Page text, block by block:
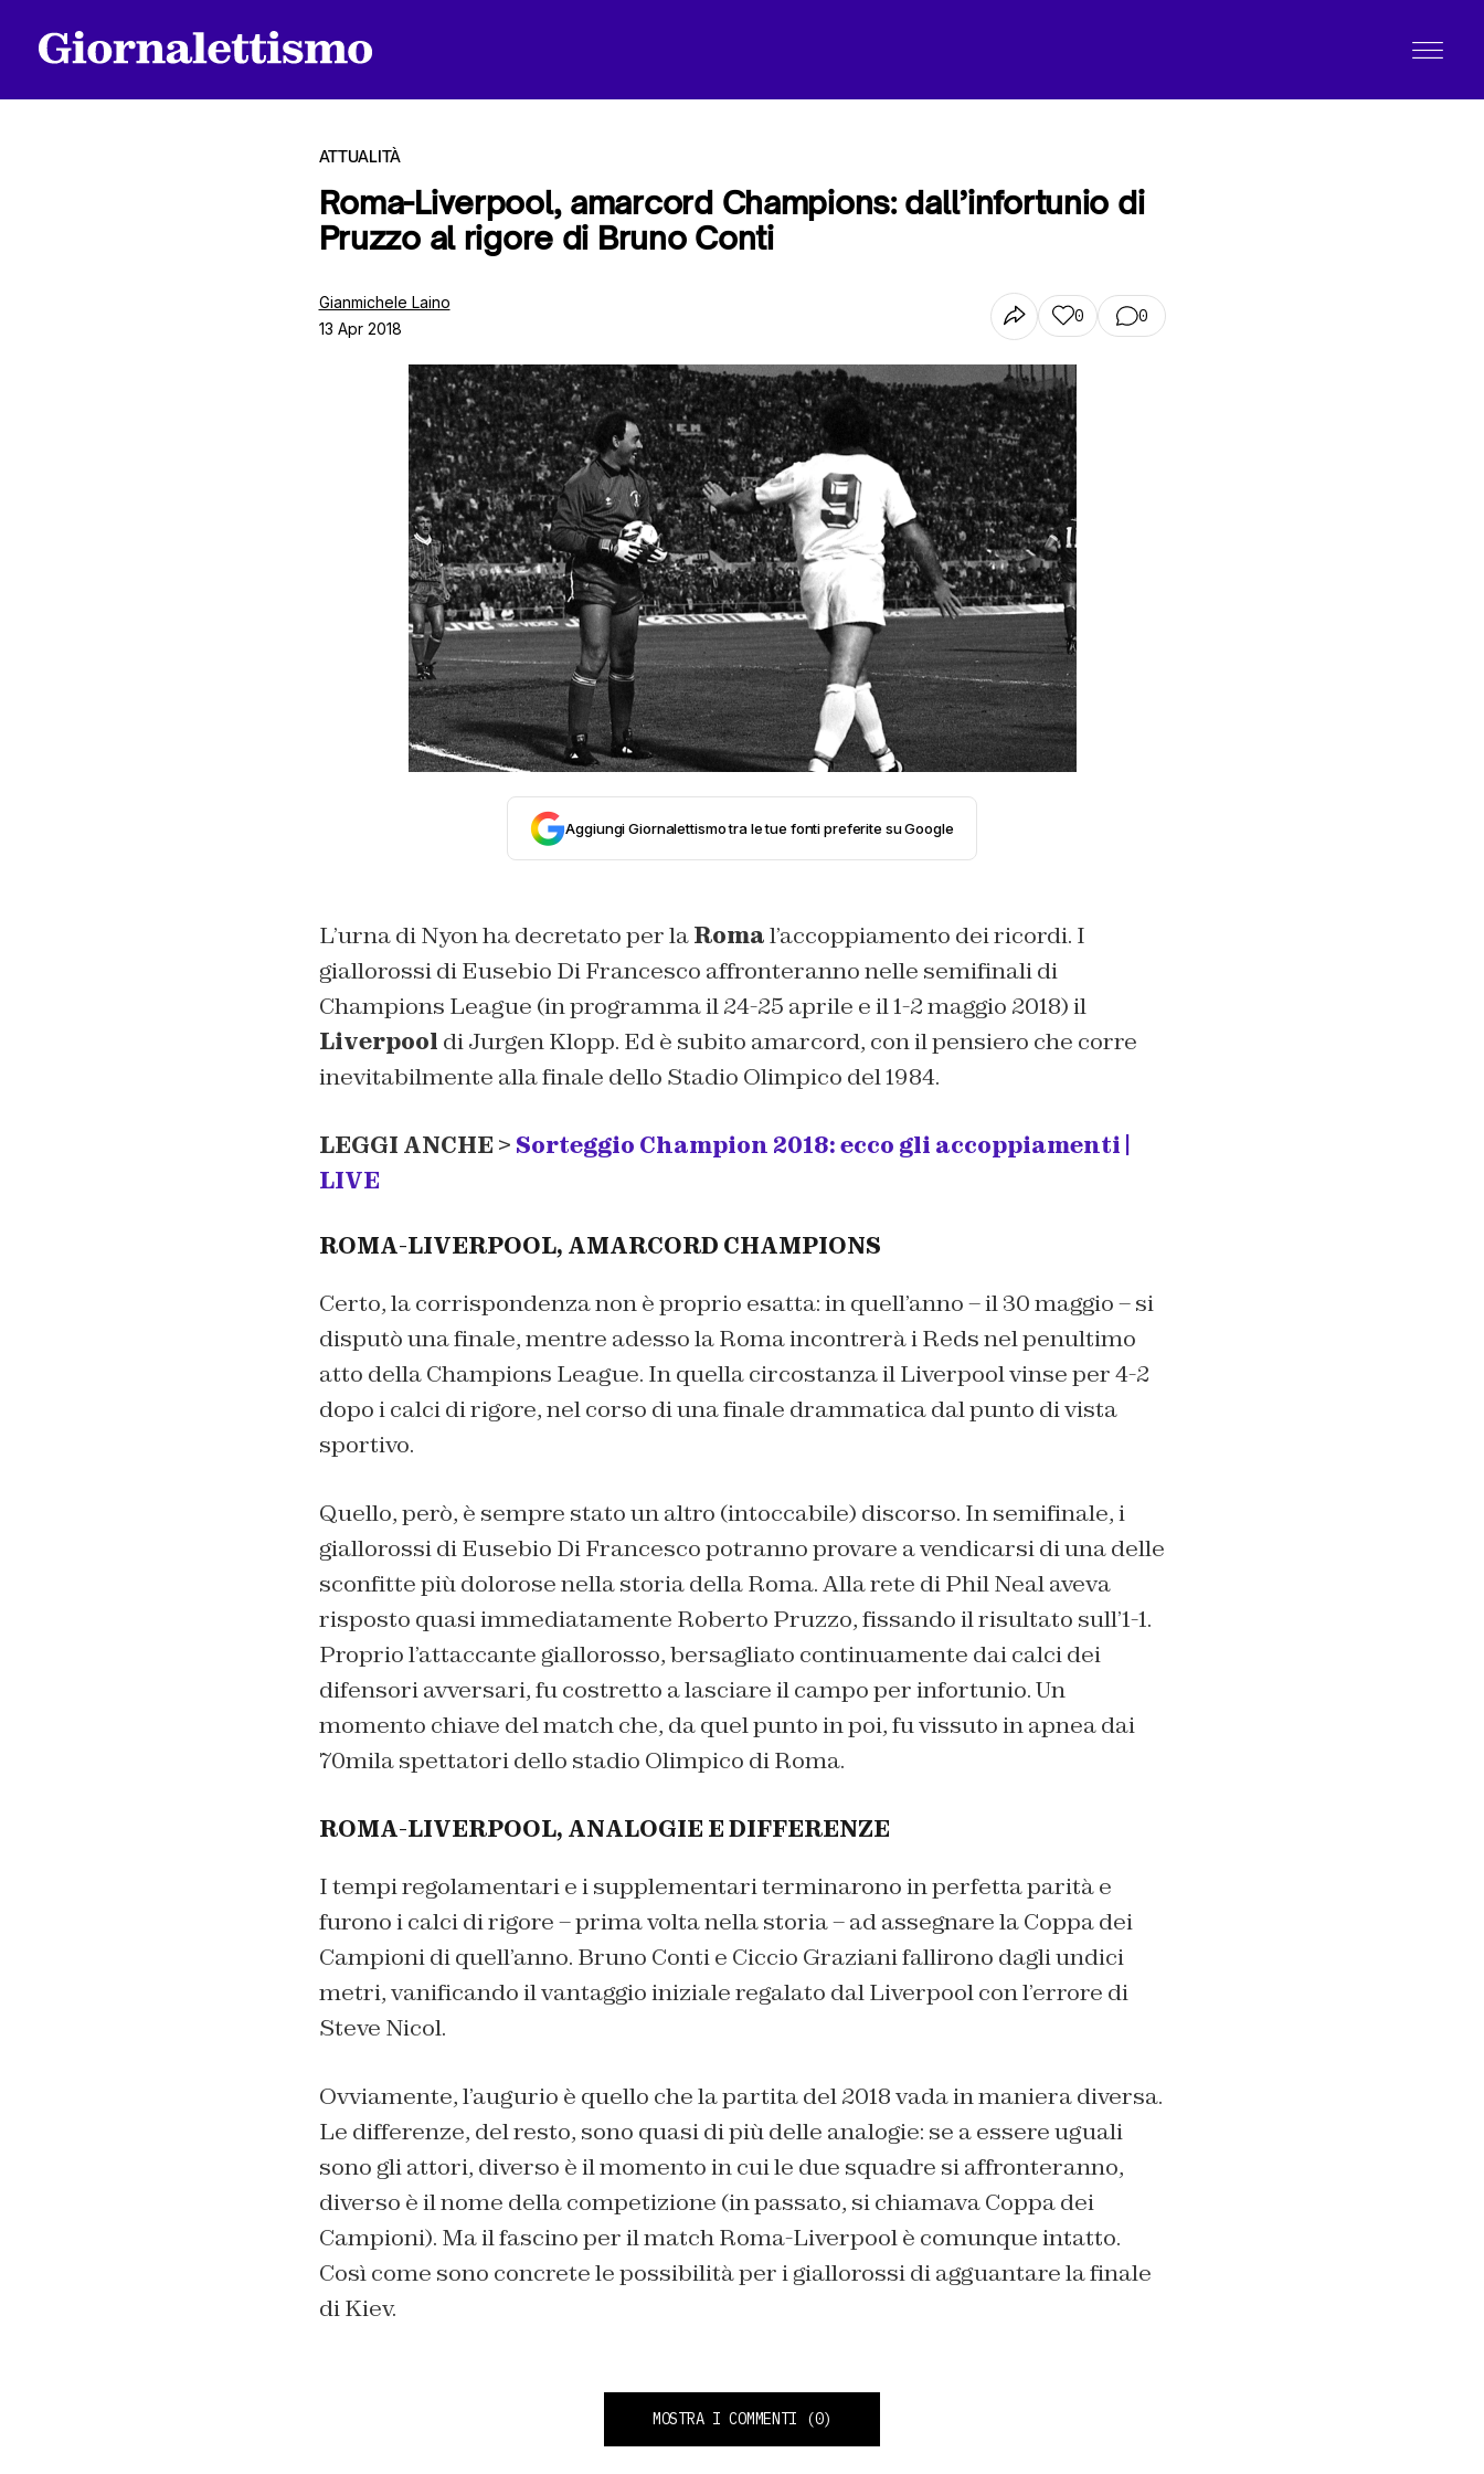
ATTUALITÀ
Roma-Liverpool, amarcord Champions: dall’infortunio di
Pruzzo al rigore di Bruno Conti
Gianmichele Laino
13 Apr 2018
0 0
Aggiungi Giornalettismo tra le tue fonti preferite su Google
L’urna di Nyon ha decretato per laRomal’accoppiamento dei ricordi. I
giallorossi di Eusebio Di Francesco affronteranno nelle semifinali di
Champions League (in programma il 24-25 aprile e il 1-2 maggio 2018) il
Liverpool di Jurgen Klopp. Ed è subito amarcord, con il pensiero che corre
inevitabilmente alla finale dello Stadio Olimpico del 1984.
LEGGI ANCHE > Sorteggio Champion 2018: ecco gli accoppiamenti |
LIVE
ROMA-LIVERPOOL, AMARCORD CHAMPIONS
Certo, la corrispondenza non è proprio esatta: in quell’anno – il 30 maggio – si
disputò una finale, mentre adesso la Roma incontrerà i Reds nel penultimo
atto della Champions League. In quella circostanza il Liverpool vinse per 4-2
dopo i calci di rigore, nel corso di una finale drammatica dal punto di vista
sportivo.
Quello, però, è sempre stato un altro (intoccabile) discorso. In semifinale, i
giallorossi di Eusebio Di Francesco potranno provare a vendicarsi di una delle
sconfitte più dolorose nella storia della Roma. Alla rete di Phil Neal aveva
risposto quasi immediatamente Roberto Pruzzo, fissando il risultato sull’1-1.
Proprio l’attaccante giallorosso, bersagliato continuamente dai calci dei
difensori avversari, fu costretto a lasciare il campo per infortunio. Un
momento chiave del match che, da quel punto in poi, fu vissuto in apnea dai
70mila spettatori dello stadio Olimpico di Roma.
ROMA-LIVERPOOL, ANALOGIE E DIFFERENZE
I tempi regolamentari e i supplementari terminarono in perfetta parità e
furono i calci di rigore – prima volta nella storia – ad assegnare la Coppa dei
Campioni di quell’anno. Bruno Conti e Ciccio Graziani fallirono dagli undici
metri, vanificando il vantaggio iniziale regalato dal Liverpool con l’errore di
Steve Nicol.
Ovviamente, l’augurio è quello che la partita del 2018 vada in maniera diversa.
Le differenze, del resto, sono quasi di più delle analogie: se a essere uguali
sono gli attori, diverso è il momento in cui le due squadre si affronteranno,
diverso è il nome della competizione (in passato, si chiamava Coppa dei
Campioni). Ma il fascino per il match Roma-Liverpool è comunque intatto.
Così come sono concrete le possibilità per i giallorossi di agguantare la finale
di Kiev.
MOSTRA I COMMENTI (0)